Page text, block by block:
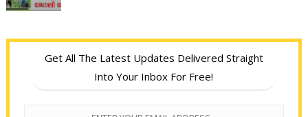
Get All The Latest Updates Delivered Straight
Into Your Inbox For Free!